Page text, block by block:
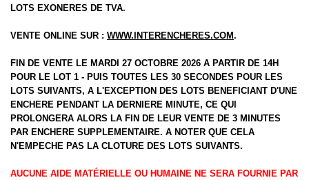
LOTS EXONERES DE TVA.
VENTE ONLINE SUR : WWW.INTERENCHERES.COM.
FIN DE VENTE LE MARDI 27 OCTOBRE 2026 A PARTIR DE 14H
POUR LE LOT 1 - PUIS TOUTES LES 30 SECONDES POUR LES
LOTS SUIVANTS, A L'EXCEPTION DES LOTS BENEFICIANT D'UNE
ENCHERE PENDANT LA DERNIERE MINUTE, CE QUI
PROLONGERA ALORS LA FIN DE LEUR VENTE DE 3 MINUTES
PAR ENCHERE SUPPLEMENTAIRE. A NOTER QUE CELA
N'EMPECHE PAS LA CLOTURE DES LOTS SUIVANTS.
AUCUNE AIDE MATÉRIELLE OU HUMAINE NE SERA FOURNIE PAR